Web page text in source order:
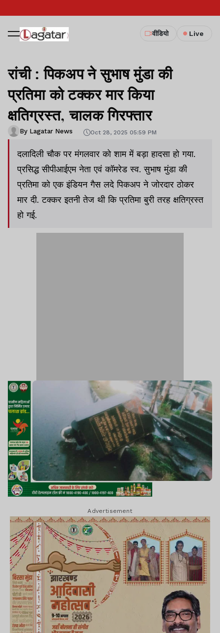
वीडियो Live
रांची : पिकअप ने सुभाष मुंडा की
प्रतिमा को टक्कर मार किया
क्षतिग्रस्त, चालक गिरफ्तार
By Lagatar News Oct 28, 2025 05:59 PM
दलादिली चौक पर मंगलवार को शाम में बड़ा हादसा हो गया.
प्रसिद्ध सीपीआईएम नेता एवं कॉमरेड स्व. सुभाष मुंडा की
प्रतिमा को एक इंडियन गैस लदे पिकअप ने जोरदार ठोकर
मार दी. टक्कर इतनी तेज थी कि प्रतिमा बुरी तरह क्षतिग्रस्त
हो गई.
Advertisement